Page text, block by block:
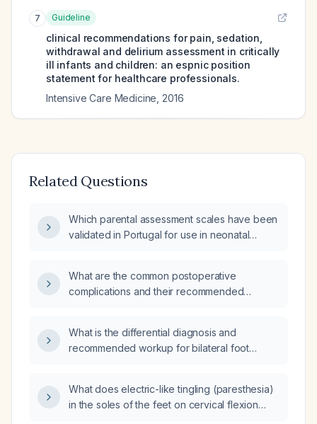
7 Guideline
clinical recommendations for pain, sedation,
withdrawal and delirium assessment in critically
ill infants and children: an espnic position
statement for healthcare professionals.
Intensive Care Medicine 2016
Related Questions
Which parental assessment scales have been
validated in Portugal for use in neonatal
What are the common postoperative
complications and their recommended
What is the differential diagnosis and
recommended workup for bilateral foot
What does electric-like tingling (paresthesia)
in the soles of the feet on cervical flexion